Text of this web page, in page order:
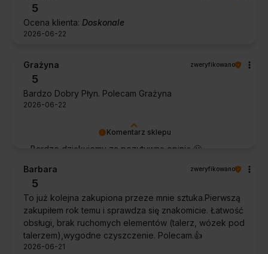
5
Ocena klienta: Doskonale
2026-06-22
Komentarz sklepu
Bardzo dziękujemy za pozytywną opinię 🙂
efekty przy każdym użyciu.
Grażyna zweryfikowano
5
Bardzo Dobry Płyn. Polecam Grażyna
2026-06-22
Barbara zweryfikowano
5
To już kolejna zakupiona przeze mnie sztuka.Pierwszą
zakupiłem rok temu i sprawdza się znakomicie. Łatwość
obsługi, brak ruchomych elementów (talerz, wózek pod
talerzem),wygodne czyszczenie. Polecam.👍️
2026-06-21